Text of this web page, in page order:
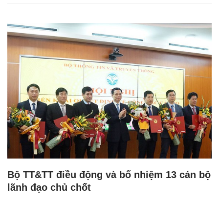
Bộ TT&TT điều động và bổ nhiệm 13 cán bộ
lãnh đạo chủ chốt